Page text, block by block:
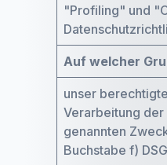
"Profiling" und
Auf welcher
unser
Verarbeitung der
genannten
Buchstabe f)